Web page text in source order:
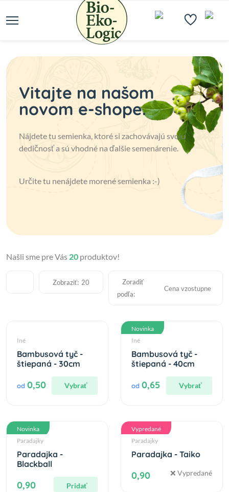
Vitajte na našom
novom e-shope.
Nájdete tu semienka, ktoré si zachovávajú svoju
dedičnosť a sú vhodné na ďalšie semenárenie.
Určite tu nenájdete morené semienka :-)
Našli sme pre Vás 20 produktov!
Zobraziť: 20
Zoradiť
podľa:
Cena vzostupne
Iné
Bambusová tyč -
štiepaná - 30cm
od 0,50 Vybrať
Novinka
Iné
Bambusová tyč -
štiepaná - 40cm
od 0,65 Vybrať
Novinka
Paradajky
Paradajka -
Blackball
0,90 Pridať
Vypredané
Paradajky
Paradajka - Taiko
0,90 ❌ Vypredané